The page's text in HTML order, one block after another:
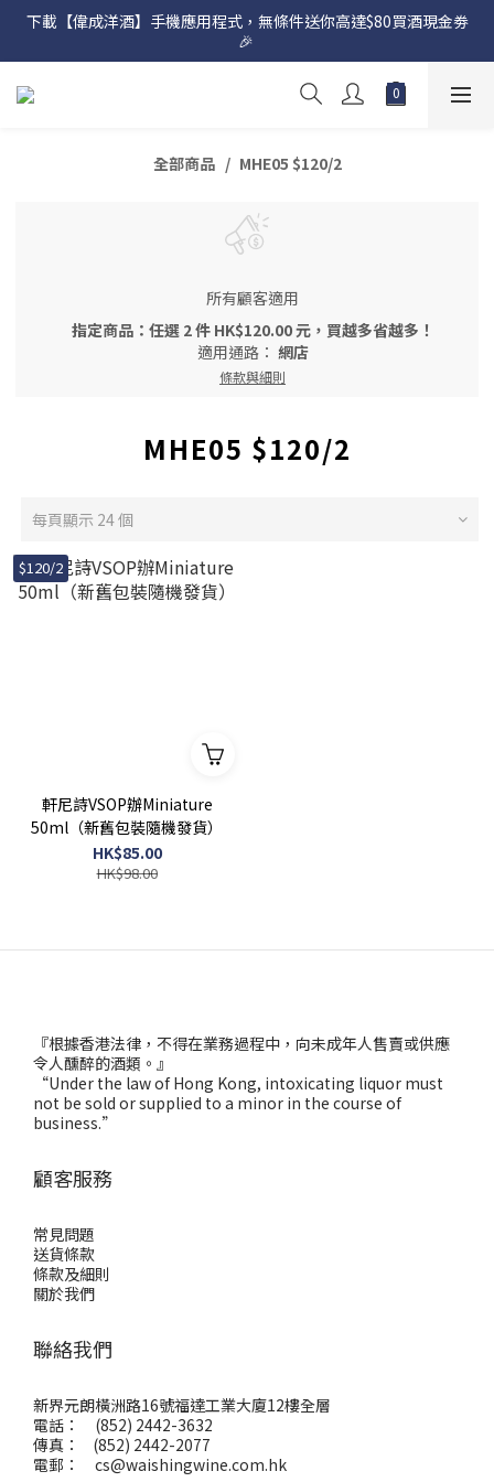
網店購滿 $500 即享免費送貨服務📦
下載【偉成洋酒】手機應用程式，無條件送你高達$80買酒現金劵
🎉
網店購滿 $500 即享免費送貨服務📦
全部商品 MHE05 $120/2
所有顧客適用
指定商品：任選 2 件 HK$120.00 元，買越多省越多！
適用通路： 網店
條款與細則
MHE05 $120/2
每頁顯示 24 個
$120/2
軒尼詩VSOP辦Miniature
50ml（新舊包裝隨機發貨）
HK$85.00
HK$98.00
『根據香港法律，不得在業務過程中，向未成年人售賣或供應
令人醺醉的酒類。』
“Under the law of Hong Kong, intoxicating liquor must
not be sold or supplied to a minor in the course of
business.”
顧客服務
常見問題
送貨條款
條款及細則
關於我們
聯絡我們
新界元朗橫洲路16號福達工業大廈12樓全層
電話： (852) 2442-3632
傳真： (852) 2442-2077
電郵： cs@waishingwine.com.hk